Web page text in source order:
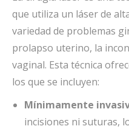
que utiliza un láser de
variedad de problemas
prolapso uterino, la
vaginal. Esta técnica
los que se incluyen:
Mínimamente
incisiones ni suturas,